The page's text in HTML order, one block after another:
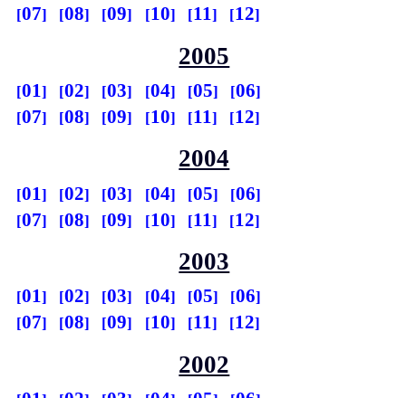
07
08 09 10 11 12
2005
01 02 03 04 05
06
07
08 09 10 11 12
2004
01 02 03 04 05
06
07
08 09 10 11 12
2003
01 02 03 04 05
06
07
08 09 10 11 12
2002